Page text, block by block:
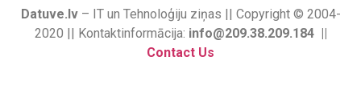
Datuve.lv– IT un Tehnoloģiju ziņas || Copyright © 2004-
2020 || Kontaktinformācija: info@209.38.209.184 ||
Contact Us